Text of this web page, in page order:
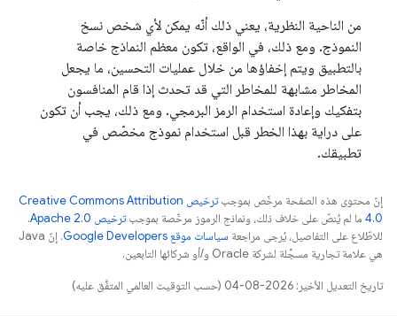
من الناحية النظرية، يعني ذلك أنّه يمكن لأي شخص نسخ
النموذج. ومع ذلك، في الواقع، تكون معظم النماذج خاصة
بالتطبيق ويتم إخفاؤها من خلال عمليات التحسين، ما يجعل
المخاطر مشابهة للمخاطر التي قد تحدث إذا قام المنافسون
بتفكيك وإعادة استخدام الرمز البرمجي. ومع ذلك، يجب أن تكون
على دراية بهذا الخطر قبل استخدام نموذج مخصّص في
تطبيقك.
إنّ محتوى هذه الصفحة مرخّص بموجب
ترخيص Creative Commons Attribution
4.0‏ ما لم يُنصّ على خلاف ذلك، ونماذج الرموز مرخّصة بموجبترخيص Apache 2.0‏
.
للاطّلاع على التفاصيل، يُرجى مراجعة سياسات موقع Google Developers‏
. إنّ Java
هي علامة تجارية مسجَّلة لشركة Oracle و/أو شركائها التابعين.
تاريخ التعديل الأخير: 2026-08-04 (حسب التوقيت العالمي المتفَّق عليه)